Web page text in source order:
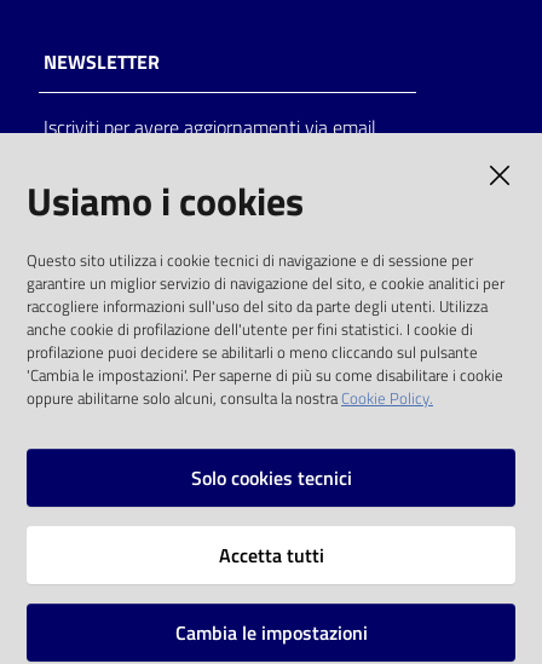
on line
Eventi
Chiedi al
bibliotecario
Avvisi
NEWSLETTER
Iscriviti per avere aggiornamenti via email
solo alle condizioni previste dalla direttiva
comunitaria 2003/98/CE e dal d.lgs. 36/2006
SOCIAL
Instagram
Vai alla pagina
Usiamo i cookies
Questo sito utilizza i cookie tecnici di navigazione e di sessione per
garantire un miglior servizio di navigazione del sito, e cookie analitici per
raccogliere informazioni sull'uso del sito da parte degli utenti. Utilizza
anche cookie di profilazione dell'utente per fini statistici. I cookie di
profilazione puoi decidere se abilitarli o meno cliccando sul pulsante
'Cambia le impostazioni'. Per saperne di più su come disabilitare i cookie
oppure abilitarne solo alcuni, consulta la nostraCookie Policy.
Solo cookies tecnici
Accetta tutti
Cambia le impostazioni